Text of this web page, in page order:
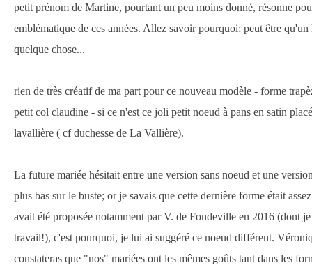
petit prénom de Martine, pourtant un peu moins donné, résonne
emblématique de ces années. Allez savoir pourquoi; peut être
quelque chose...
rien de très créatif de ma part pour ce nouveau modèle - forme
petit col claudine - si ce n'est ce joli petit noeud à pans en satin
lavallière ( cf duchesse de La Vallière).
La future mariée hésitait entre une version sans noeud et une
plus bas sur le buste; or je savais que cette dernière forme était
avait été proposée notamment par V. de Fondeville en 2016 (dont
travail!), c'est pourquoi, je lui ai suggéré ce noeud différent.
constateras que "nos" mariées ont les mêmes goûts tant dans les